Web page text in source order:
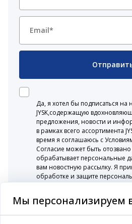
Да, я хотел бы подписаться на
JYSK,содержащую
предложения, новости и
в рамках всего ассортимента
время я соглашаюсь с
Согласие может быть отозвано
обрабатывает персональные
вам новостную рассылку. Я
обработке и защите
Мы персонализируем